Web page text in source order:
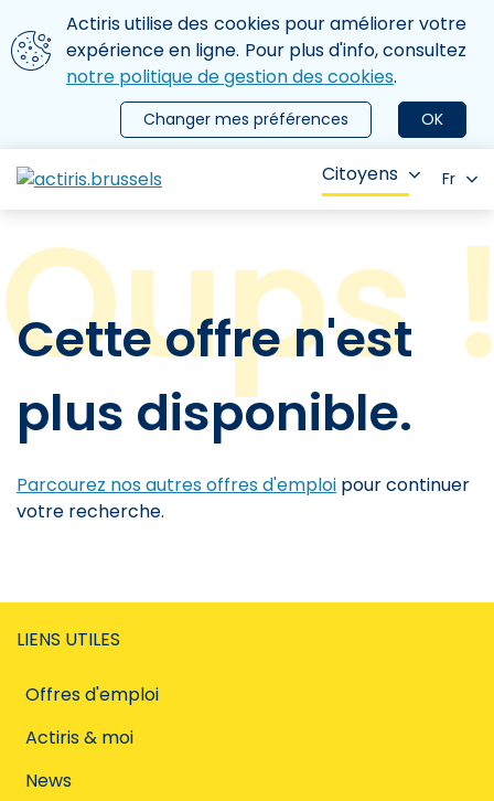
Aller au contenu principal
Nous utilisons des cookies
Actiris utilise des cookies pour améliorer votre
expérience en ligne. Pour plus d'info, consultez
notre politique de gestion des cookies.
OK
Changer mes préférences
le menu
Citoyens Fr
Cette offre n'est
plus disponible.
Parcourez nos autres offres d'emploi pour continuer
votre recherche.
LIENS UTILES
Offres d'emploi
Actiris & moi
News